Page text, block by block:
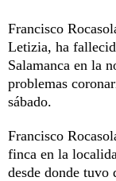
Francisco
Letizia, ha
Salamanca en la
problemas
sábado.
Francisco
finca en la
desde donde tuvo